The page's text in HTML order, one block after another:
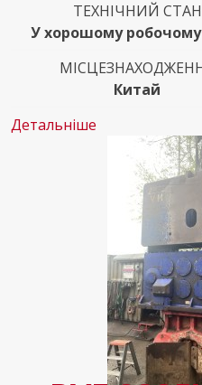
ТЕХНІЧНИЙ СТАН
У хорошому робочому
Китай
Детальніше